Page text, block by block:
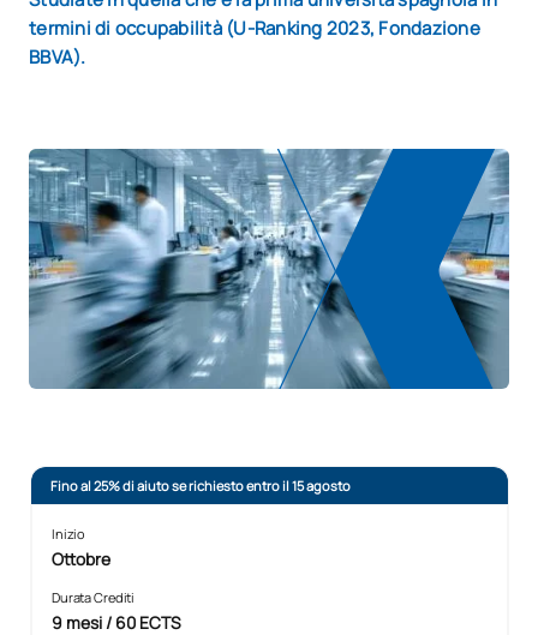
termini di occupabilità (U-Ranking 2023, Fondazione
BBVA).
Fino al 25% di aiuto se richiesto entro il 15 agosto
Inizio
Ottobre
Durata Crediti
9 mesi / 60 ECTS